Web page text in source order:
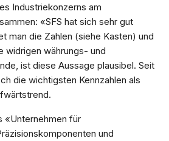
Industriekonzerns am
«SFS hat sich sehr gut
man die Zahlen (siehe Kasten) und
widrigen währungs- und
ist diese Aussage plausibel. Seit
die wichtigsten Kennzahlen als
«Unternehmen für
und